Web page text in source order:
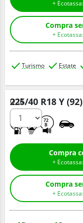
Turismo Estate
225/40 R18 Y (92)
72
B
Q.tà